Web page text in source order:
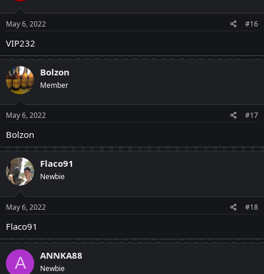
May 6, 2022 #16
VIP232
Bolzon
Member
May 6, 2022 #17
Bolzon
Flaco91
Newbie
May 6, 2022 #18
Flaco91
A ANNKA88
Newbie